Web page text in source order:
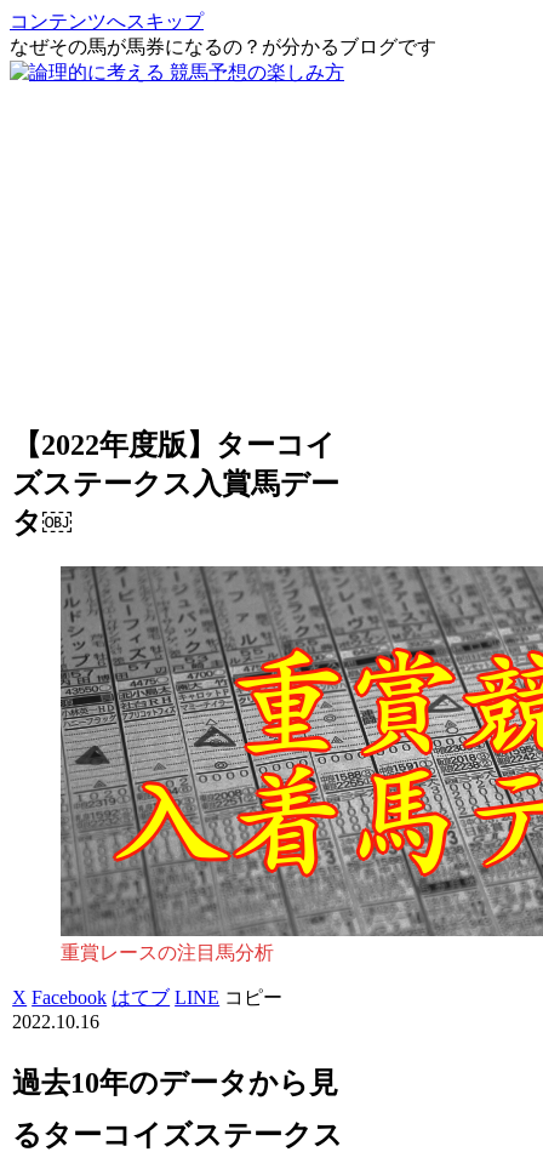
コンテンツへスキップ
なぜその馬が馬券になるの？が分かるブログです
【2022年度版】ターコイ
ズステークス入賞馬デー
タ￼
重賞レースの注目馬分析
X Facebook はてブ LINE コピー
2022.10.16
過去10年のデータから見
るターコイズステークス